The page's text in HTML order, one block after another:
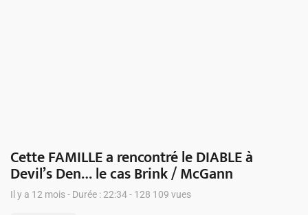
Cette FAMILLE a rencontré le DIABLE à
Devil’s Den… le cas Brink / McGann
Il y a 12 mois - Durée : 22:34 - 128 109 vues